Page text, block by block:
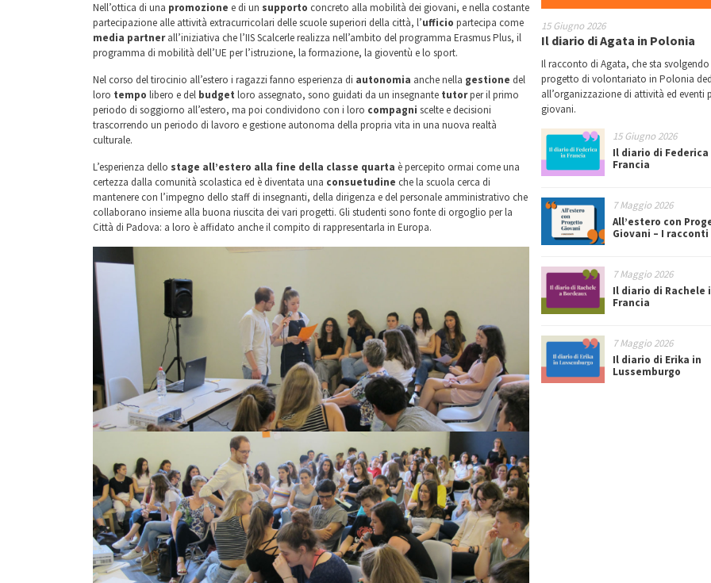
Nell’ottica di una promozione e di un supporto concreto alla mobilità dei giovani, e nella costante
partecipazione alle attività extracurricolari delle scuole superiori della città, l’ufficio partecipa come
media partnerall’iniziativa che l’IIS Scalcerle realizza nell’ambito del programma Erasmus Plus, il
programma di mobilità dell’UE per l’istruzione, la formazione, la gioventù e lo sport.
Nel corso del tirocinio all’estero i ragazzi fanno esperienza di autonomia anche nella gestione del
loro tempo libero e del budget loro assegnato, sono guidati da un insegnante tutorper il primo
periodo di soggiorno all’estero, ma poi condividono con i loro compagni scelte e decisioni
trascorrendo un periodo di lavoro e gestione autonoma della propria vita in una nuova realtà
culturale.
L’esperienza dello stage all’estero alla fine della classe quarta è percepito ormai come una
certezza dalla comunità scolastica ed è diventata una consuetudine che la scuola cerca di
mantenere con l’impegno dello staff di insegnanti, della dirigenza e del personale amministrativo che
collaborano insieme alla buona riuscita dei vari progetti. Gli studenti sono fonte di orgoglio per la
Città di Padova: a loro è affidato anche il compito di rappresentarla in Europa.
15 Giugno 2026
Il diario di Agata in Polonia
Il racconto di Agata, che sta svolgendo
progetto di volontariato in Polonia
all’organizzazione di attività ed eventi
giovani.
15 Giugno 2026
Il diario di Federica
Francia
7 Maggio 2026
All’estero con
Giovani – I racconti
7 Maggio 2026
Il diario di Rachele
Francia
7 Maggio 2026
Il diario di Erika in
Lussemburgo